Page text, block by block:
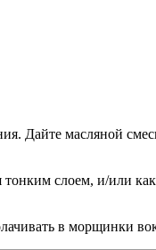
Дайте масляной
слоем, и/или
в морщинки